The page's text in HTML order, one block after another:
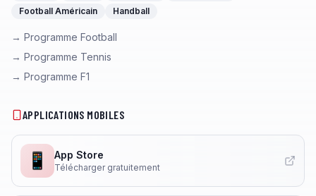
Football Américain
Handball
→ Programme Football
→ Programme Tennis
→ Programme F1
APPLICATIONS MOBILES
📱 App Store
Télécharger gratuitement